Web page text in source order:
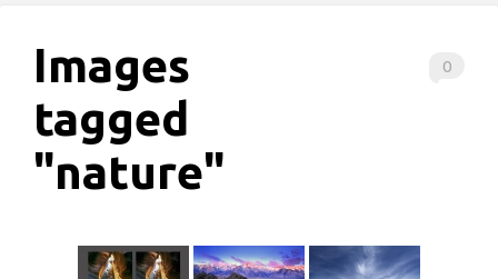
0
Images
tagged
"nature"